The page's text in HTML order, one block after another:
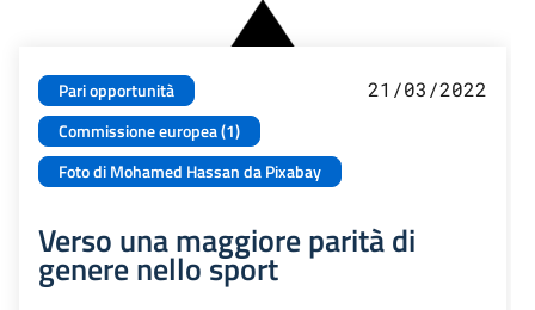
Pari opportunità
Commissione europea (1)
Foto di Mohamed Hassan da Pixabay
21/03/2022
Verso una maggiore parità di
genere nello sport